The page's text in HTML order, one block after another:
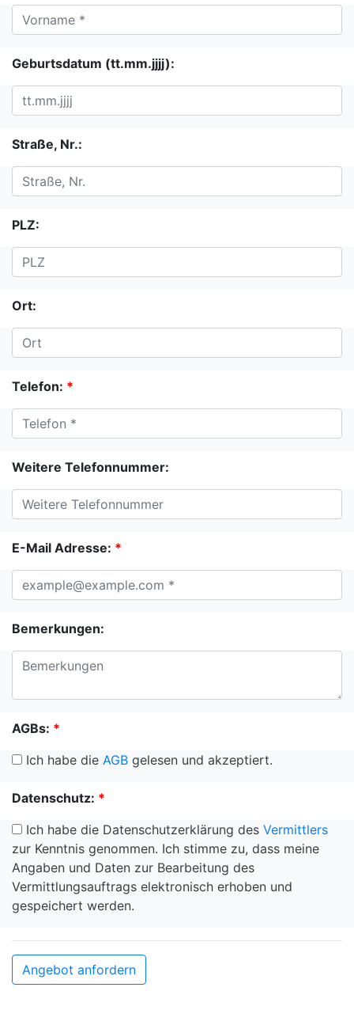
Geburtsdatum (tt.mm.jjjj):
Straße, Nr.:
PLZ:
Ort:
Telefon: *
Weitere Telefonnummer:
E-Mail Adresse: *
Bemerkungen:
AGBs: *
Ich habe die AGB gelesen und akzeptiert.
Datenschutz: *
Ich habe die Datenschutzerklärung des Vermittlers
zur Kenntnis genommen. Ich stimme zu, dass meine
Angaben und Daten zur Bearbeitung des
Vermittlungsauftrags elektronisch erhoben und
gespeichert werden.
Angebot anfordern